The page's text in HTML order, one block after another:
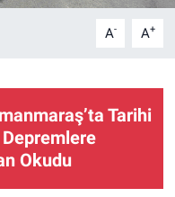
A- A+
Tarihi
Okudu